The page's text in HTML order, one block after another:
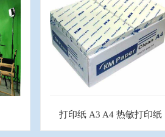
打印纸 A3 A4 热敏打印纸